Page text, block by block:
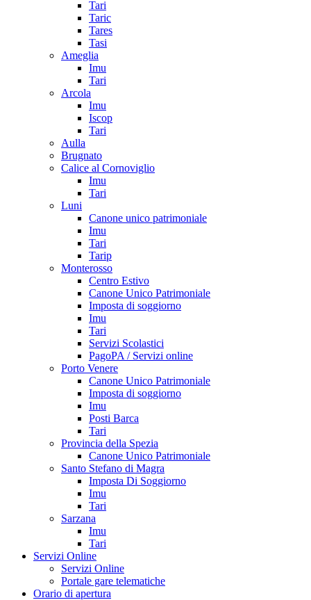
Tari
Taric
Tares
Tasi
Ameglia
Imu
Tari
Arcola
Imu
Iscop
Tari
Aulla
Brugnato
Calice al Cornoviglio
Imu
Tari
Luni
Canone unico patrimoniale
Imu
Tari
Tarip
Monterosso
Centro Estivo
Canone Unico Patrimoniale
Imposta di soggiorno
Imu
Tari
Servizi Scolastici
PagoPA / Servizi online
Porto Venere
Canone Unico Patrimoniale
Imposta di soggiorno
Imu
Posti Barca
Tari
Provincia della Spezia
Canone Unico Patrimoniale
Santo Stefano di Magra
Imposta Di Soggiorno
Imu
Tari
Sarzana
Imu
Tari
Servizi Online
Servizi Online
Portale gare telematiche
Orario di apertura